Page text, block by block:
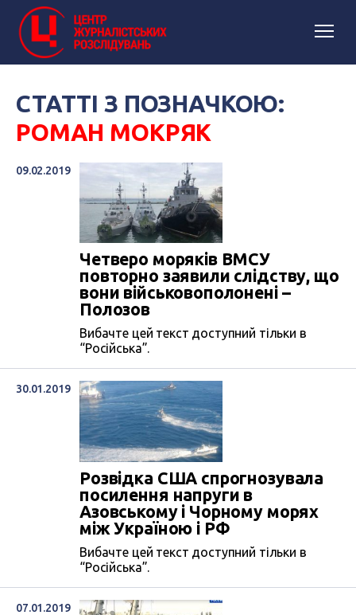
СТАТТІ З ПОЗНАЧКОЮ:
РОМАН МОКРЯК
09.02.2019
Четверо моряків ВМСУ
повторно заявили слідству, що
вони військовополонені –
Полозов
Вибачте цей текст доступний тільки в
“Російська”.
30.01.2019
Розвідка США спрогнозувала
посилення напруги в
Азовському і Чорному морях
між Україною і РФ
Вибачте цей текст доступний тільки в
“Російська”.
07.01.2019